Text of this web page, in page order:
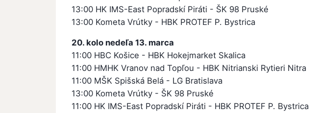
13:00 HK IMS-East Popradskí Piráti - ŠK 98 Pruské
13:00 Kometa Vrútky - HBK PROTEF P. Bystrica
20. kolo nedeľa 13. marca
11:00 HBC Košice - HBK Hokejmarket Skalica
11:00 HMHK Vranov nad Topľou - HBK Nitrianski Rytieri Nitra
11:00 MŠK Spišská Belá - LG Bratislava
13:00 Kometa Vrútky - ŠK 98 Pruské
11:00 HK IMS-East Popradskí Piráti - HBK PROTEF P. Bystrica